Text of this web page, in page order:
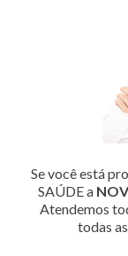
Se você está
SAÚDE a
Atendemos
todas